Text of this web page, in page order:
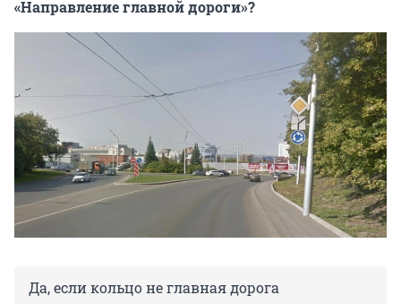
«Направление главной дороги»?
Да, если кольцо не главная дорога